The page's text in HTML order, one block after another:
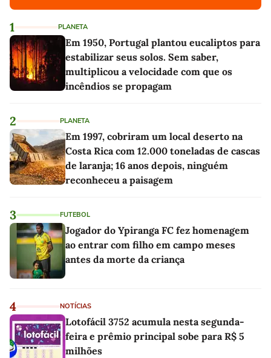
1 PLANETA
Em 1950, Portugal plantou eucaliptos para
estabilizar seus solos. Sem saber,
multiplicou a velocidade com que os
incêndios se propagam
2 PLANETA
Em 1997, cobriram um local deserto na
Costa Rica com 12.000 toneladas de cascas
de laranja; 16 anos depois, ninguém
reconheceu a paisagem
3 FUTEBOL
Jogador do Ypiranga FC fez homenagem
ao entrar com filho em campo meses
antes da morte da criança
4 NOTÍCIAS
Lotofácil 3752 acumula nesta segunda-
feira e prêmio principal sobe para R$ 5
milhões